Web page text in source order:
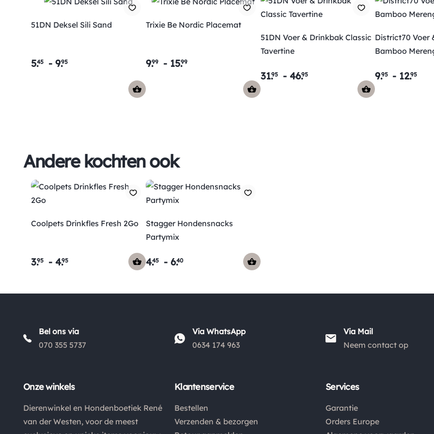
51DN Deksel Sili Sand
5.45 - 9.95
Trixie Be Nordic Placemat
9.99 - 15.99
51DN Voer & Drinkbak Classic
Tavertine
31.95 - 46.95
District70 Voer
Bamboo
9.95 - 12.95
Andere kochten ook
Coolpets Drinkfles Fresh 2Go
3.95 - 4.95
Stagger Hondensnacks
Partymix
4.45 - 6.40
Bel ons via
070 355 5737
Via WhatsApp
0634 174 963
Via Mail
Neem contact op
Onze winkels
Dierenwinkel en Hondenboetiek René
van der Westen, voor de meest
Klantenservice
Bestellen
Verzenden & bezorgen
Services
Garantie
Orders Europe